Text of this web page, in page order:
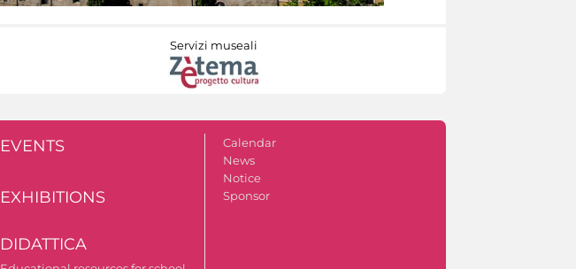
Servizi museali
EVENTS
EXHIBITIONS
DIDATTICA
Calendar
News
Notice
Sponsor